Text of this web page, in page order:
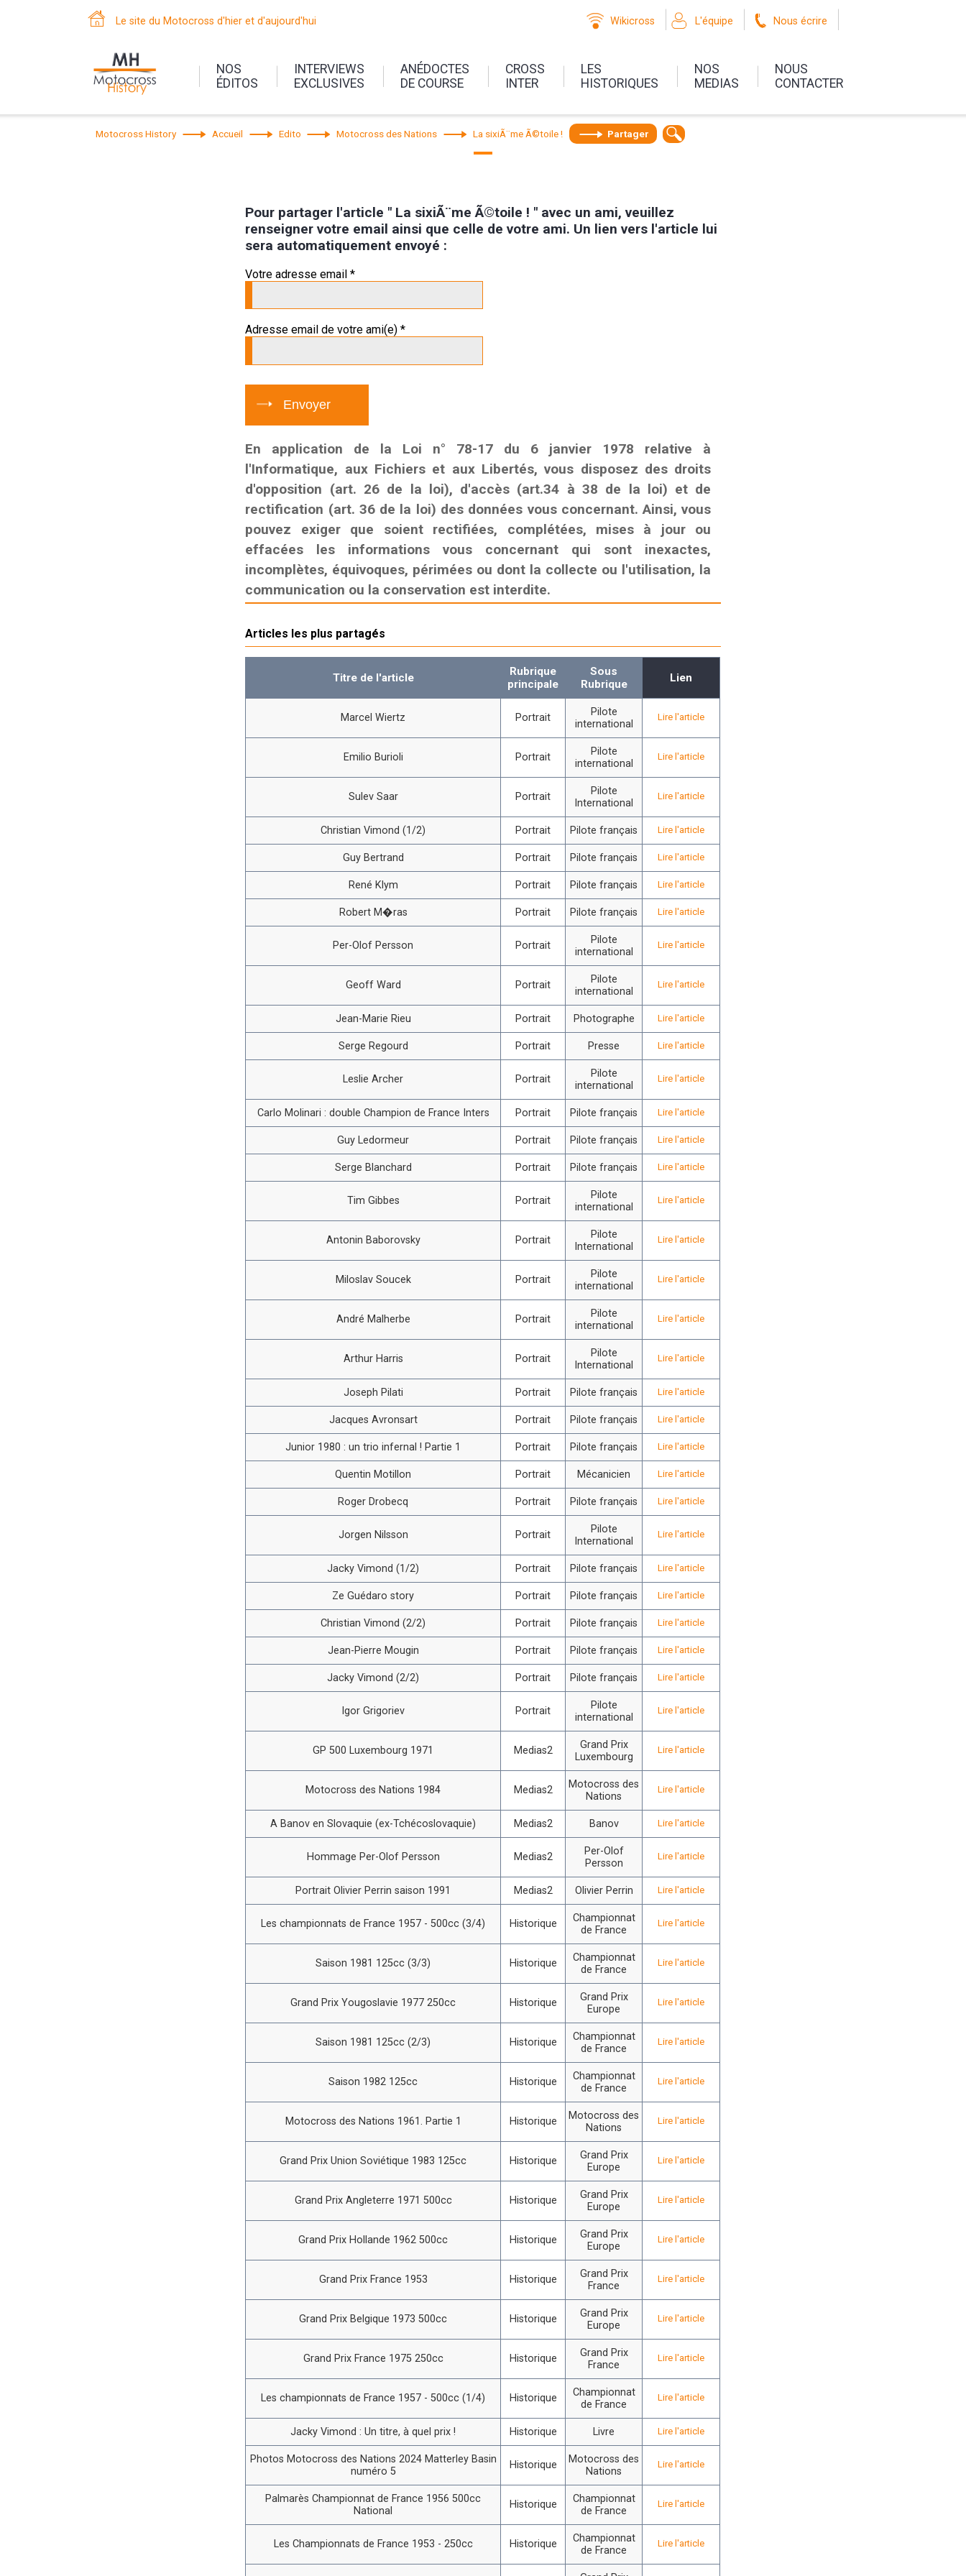
Le site du Motocross d'hier et d'aujourd'hui Wikicross L'équipe Nous écrire
NOS
ÉDITOS
INTERVIEWS
EXCLUSIVES
ANÉDOCTES
DE COURSE
CROSS
INTER
LES
HISTORIQUES
NOS
MEDIAS
NOUS
CONTACTER
Motocross History Accueil Edito Motocross des Nations La sixiÃ¨me Ã©toile ! Partager
Pour partager l'article " La sixiÃ¨me Ã©toile ! " avec un ami, veuillez
renseigner votre email ainsi que celle de votre ami. Un lien vers l'article lui
sera automatiquement envoyé :
Votre adresse email *
Adresse email de votre ami(e) *
En application de la Loi n° 78-17 du 6 janvier 1978 relative à
l'Informatique, aux Fichiers et aux Libertés, vous disposez des droits
d'opposition (art. 26 de la loi), d'accès (art.34 à 38 de la loi) et de
rectification (art. 36 de la loi) des données vous concernant. Ainsi, vous
pouvez exiger que soient rectifiées, complétées, mises à jour ou
effacées les informations vous concernant qui sont inexactes,
incomplètes, équivoques, périmées ou dont la collecte ou l'utilisation, la
communication ou la conservation est interdite.
Articles les plus partagés
Titre de l'article
Rubrique
principale
Sous
Rubrique
Lien
Marcel Wiertz Portrait
Pilote
international
Lire l'article
Emilio Burioli Portrait
Pilote
international
Lire l'article
Sulev Saar Portrait
Pilote
International
Lire l'article
Christian Vimond (1/2) Portrait Pilote français Lire l'article
Guy Bertrand Portrait Pilote français Lire l'article
René Klym Portrait Pilote français Lire l'article
Robert M�ras Portrait Pilote français Lire l'article
Per-Olof Persson Portrait
Pilote
international
Lire l'article
Geoff Ward Portrait
Pilote
international
Lire l'article
Jean-Marie Rieu Portrait Photographe Lire l'article
Serge Regourd Portrait Presse Lire l'article
Leslie Archer Portrait
Pilote
international
Lire l'article
Carlo Molinari : double Champion de France Inters Portrait Pilote français Lire l'article
Guy Ledormeur Portrait Pilote français Lire l'article
Serge Blanchard Portrait Pilote français Lire l'article
Tim Gibbes Portrait
Pilote
international
Lire l'article
Antonin Baborovsky Portrait
Pilote
International
Lire l'article
Miloslav Soucek Portrait
Pilote
international
Lire l'article
André Malherbe Portrait
Pilote
international
Lire l'article
Arthur Harris Portrait
Pilote
International
Lire l'article
Joseph Pilati Portrait Pilote français Lire l'article
Jacques Avronsart Portrait Pilote français Lire l'article
Junior 1980 : un trio infernal ! Partie 1 Portrait Pilote français Lire l'article
Quentin Motillon Portrait Mécanicien Lire l'article
Roger Drobecq Portrait Pilote français Lire l'article
Jorgen Nilsson Portrait
Pilote
International
Lire l'article
Jacky Vimond (1/2) Portrait Pilote français Lire l'article
Ze Guédaro story Portrait Pilote français Lire l'article
Christian Vimond (2/2) Portrait Pilote français Lire l'article
Jean-Pierre Mougin Portrait Pilote français Lire l'article
Jacky Vimond (2/2) Portrait Pilote français Lire l'article
Igor Grigoriev Portrait
Pilote
international
Lire l'article
GP 500 Luxembourg 1971 Medias2
Grand Prix
Luxembourg
Lire l'article
Motocross des Nations 1984 Medias2
Motocross des
Nations
Lire l'article
A Banov en Slovaquie (ex-Tchécoslovaquie) Medias2 Banov Lire l'article
Hommage Per-Olof Persson Medias2
Per-Olof
Persson
Lire l'article
Portrait Olivier Perrin saison 1991 Medias2 Olivier Perrin Lire l'article
Les championnats de France 1957 - 500cc (3/4) Historique
Championnat
de France
Lire l'article
Saison 1981 125cc (3/3) Historique
Championnat
de France
Lire l'article
Grand Prix Yougoslavie 1977 250cc Historique
Grand Prix
Europe
Lire l'article
Saison 1981 125cc (2/3) Historique
Championnat
de France
Lire l'article
Saison 1982 125cc Historique
Championnat
de France
Lire l'article
Motocross des Nations 1961. Partie 1 Historique
Motocross des
Nations
Lire l'article
Grand Prix Union Soviétique 1983 125cc Historique
Grand Prix
Europe
Lire l'article
Grand Prix Angleterre 1971 500cc Historique
Grand Prix
Europe
Lire l'article
Grand Prix Hollande 1962 500cc Historique
Grand Prix
Europe
Lire l'article
Grand Prix France 1953 Historique
Grand Prix
France
Lire l'article
Grand Prix Belgique 1973 500cc Historique
Grand Prix
Europe
Lire l'article
Grand Prix France 1975 250cc Historique
Grand Prix
France
Lire l'article
Les championnats de France 1957 - 500cc (1/4) Historique
Championnat
de France
Lire l'article
Jacky Vimond : Un titre, à quel prix ! Historique Livre Lire l'article
Photos Motocross des Nations 2024 Matterley Basin
numéro 5
Historique
Motocross des
Nations
Lire l'article
Palmarès Championnat de France 1956 500cc
National
Historique
Championnat
de France
Lire l'article
Les Championnats de France 1953 - 250cc Historique
Championnat
de France
Lire l'article